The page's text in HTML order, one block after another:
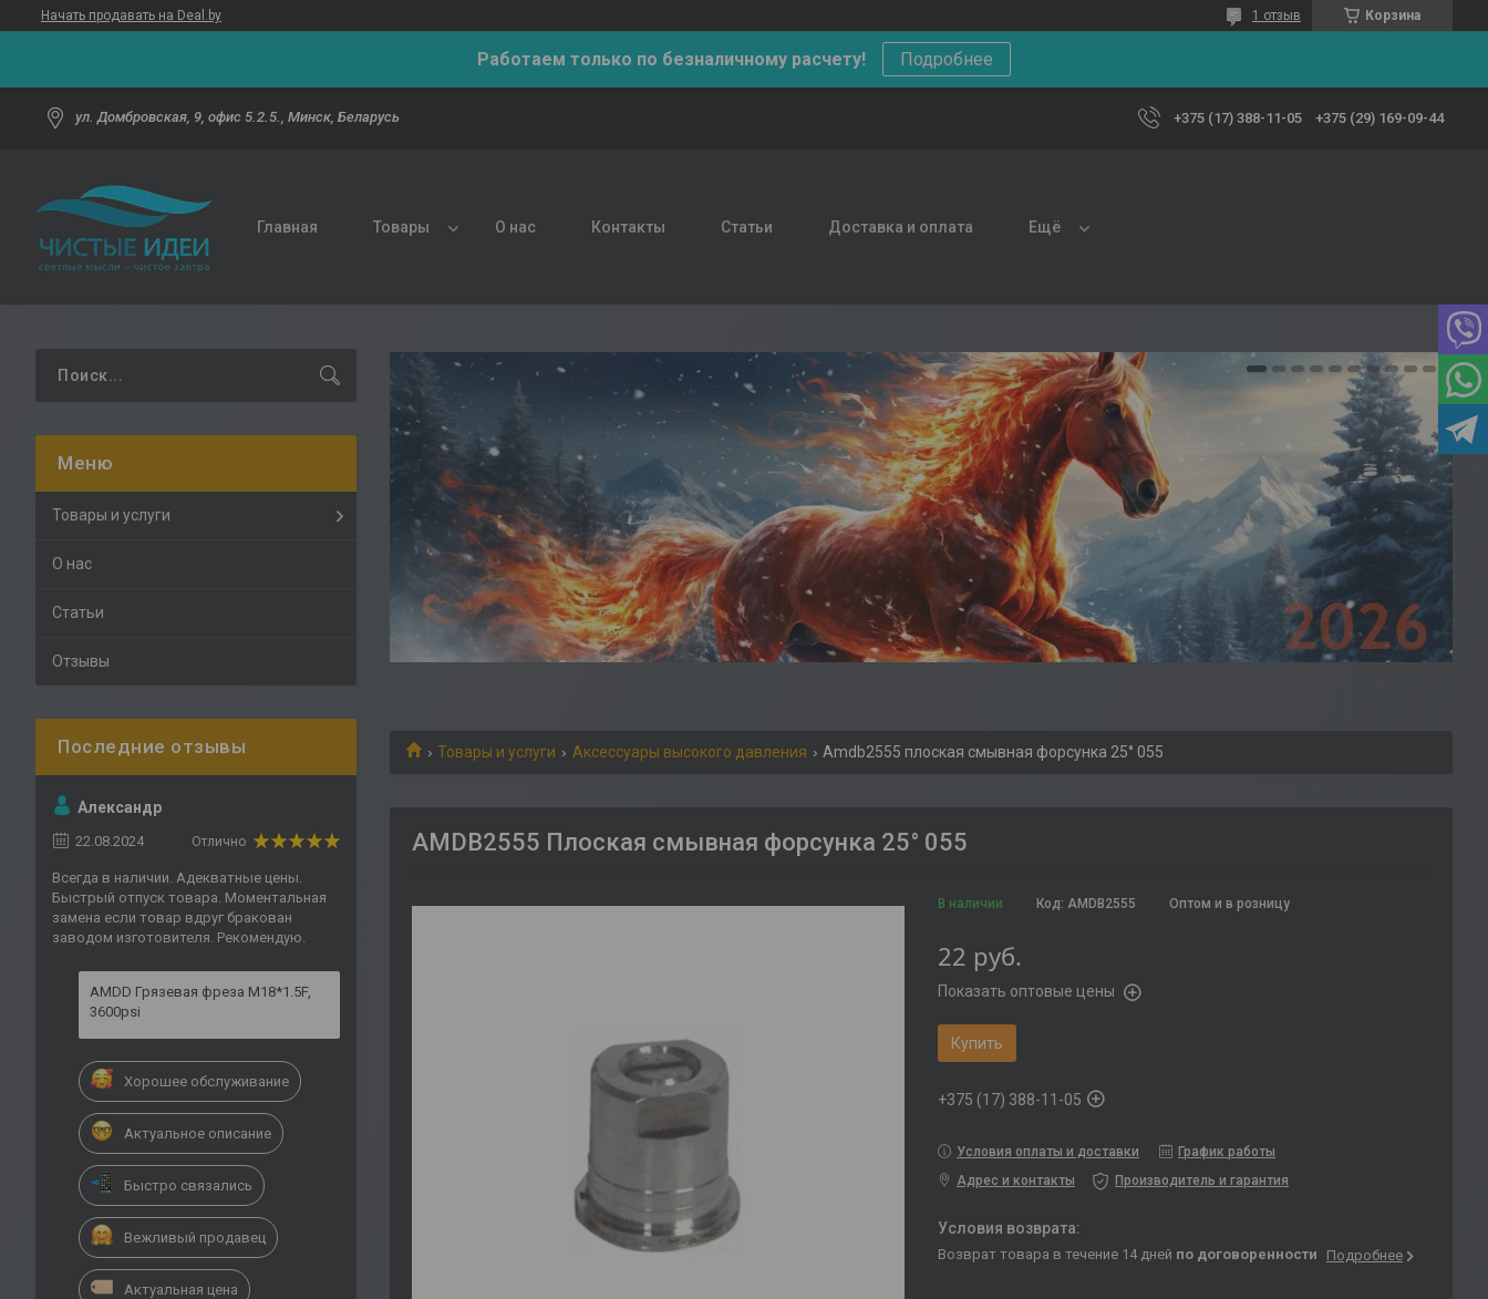
Начать продавать на Deal.by Корзина
1 отзыв
Работаем только по безналичному расчету! Подробнее
ул. Домбровская, 9, офис 5.2.5., Минск, Беларусь +375 (17) 388-11-05 +375 (29) 169-09-44
Главная Товары О нас Контакты Статьи Доставка и оплата Ещё
Товары и услуги Аксессуары высокого давления Amdb2555 плоская смывная форсунка 25° 055
AMDB2555 Плоская смывная форсунка 25° 055
В наличии Оптом и в розницу
Код: AMDB2555
22 руб.
Показать оптовые цены
Купить
+375 (17) 388-11-05
Условия оплаты и доставки
График работы
Адрес и контакты
Производитель и гарантия
возврат товара в течение 14 дней по договоренности Подробнее
Товары и услуги
О нас
Статьи
Отзывы
Александр
22.08.2024 Отлично
Всегда в наличии. Адекватные цены.
Быстрый отпуск товара. Моментальная
замена если товар вдруг бракован
заводом изготовителя. Рекомендую.
AMDD Грязевая фреза M18*1.5F,
3600psi
Хорошее обслуживание
Актуальное описание
Быстро связались
Вежливый продавец
Актуальная цена